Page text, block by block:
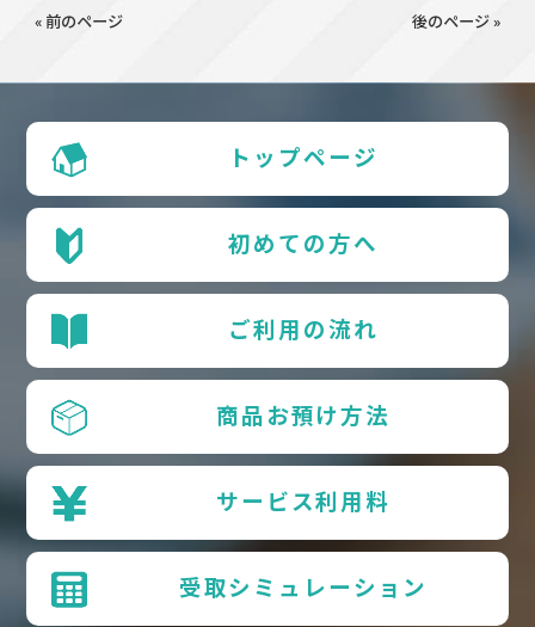
« 前のページ 後のページ »
トップページ
初めての方へ
ご利用の流れ
商品お預け方法
サービス利用料
受取シミュレーション